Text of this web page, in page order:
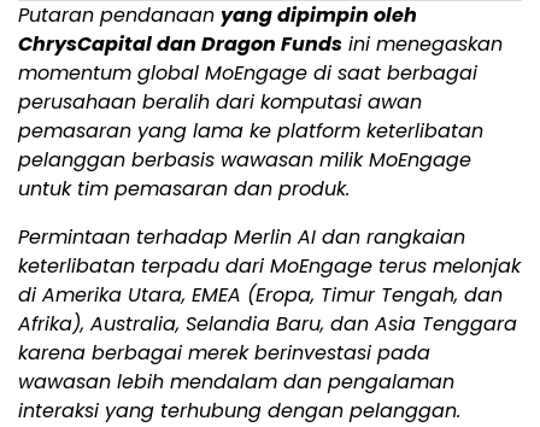
Putaran pendanaan yang dipimpin oleh
ChrysCapital dan Dragon Funds ini menegaskan
momentum global MoEngage di saat berbagai
perusahaan beralih dari komputasi awan
pemasaran yang lama ke platform keterlibatan
pelanggan berbasis wawasan milik MoEngage
untuk tim pemasaran dan produk.
Permintaan terhadap Merlin AI dan rangkaian
keterlibatan terpadu dari MoEngage terus melonjak
di Amerika Utara, EMEA (Eropa, Timur Tengah, dan
Afrika), Australia, Selandia Baru, dan Asia Tenggara
karena berbagai merek berinvestasi pada
wawasan lebih mendalam dan pengalaman
interaksi yang terhubung dengan pelanggan.